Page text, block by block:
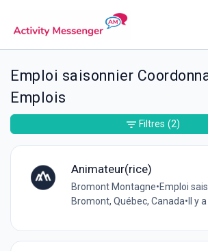
Emploi saisonnier
Emplois
Animateur(rice)
Bromont Montagne•Emploi
Bromont, Québec, Canada• Il y
Filtres (2)